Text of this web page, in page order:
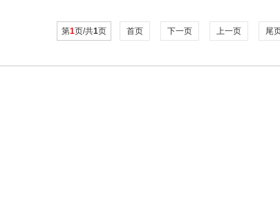
第1页/共1页 首页 下一页 上一页 尾